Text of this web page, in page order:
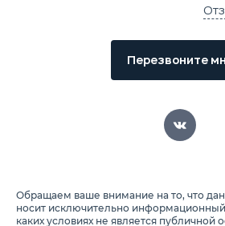
Перезвоните
Обращаем ваше внимание на то, что
носит исключительно информационный
каких условиях не является публичной